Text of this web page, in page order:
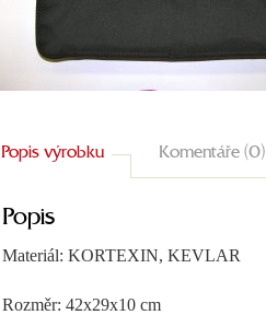
Popis výrobku Komentáře (0)
Popis
Materiál: KORTEXIN, KEVLAR
Rozměr: 42x29x10 cm